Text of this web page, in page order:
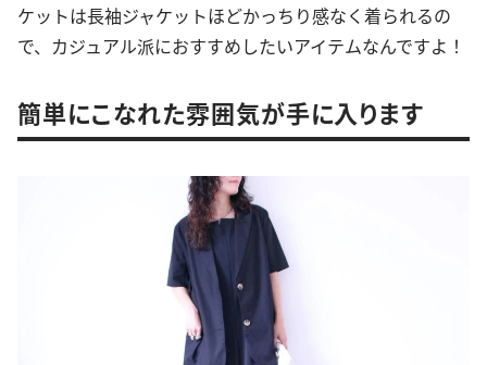
ケットは長袖ジャケットほどかっちり感なく着られるの
で、カジュアル派におすすめしたいアイテムなんですよ！
簡単にこなれた雰囲気が手に入ります